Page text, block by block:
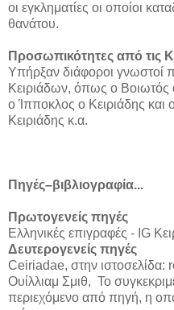
οι εγκληματίες οι οποίοι
θανάτου.
Προσωπικότητες από τις
Υπήρξαν διάφοροι γνωστοί
Κειριάδων, όπως ο Βοιωτός
ο Ίπποκλος ο Κειριάδης και
Κειριάδης κ.α.
Πηγές–βιβλιογραφία...
Πρωτογενείς πηγές
Ελληνικές επιγραφές - IG
Δευτερογενείς πηγές
Ceiriadae, στην
Ουίλλιαμ Σμιθ, Το
περιεχόμενο από πηγή, η